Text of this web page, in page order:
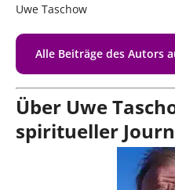
Uwe Taschow
Alle Beiträge des Autors
Über Uwe
spiritueller